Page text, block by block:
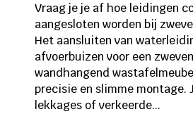
Vraag je je af hoe leidingen
aangesloten worden bij
Het aansluiten van
afvoerbuizen voor een
wandhangend
precisie en slimme montage.
lekkages of verkeerde...